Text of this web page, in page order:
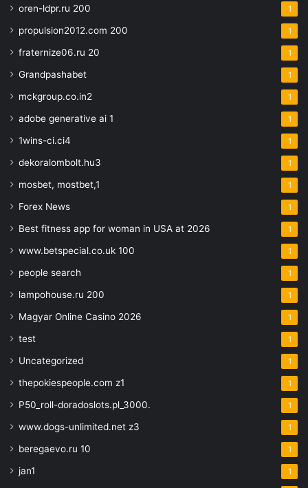
oren-ldpr.ru 200 1
propulsion2012.com 200 1
fraternize06.ru 20 1
Grandpashabet 1
mckgroup.co.in2 1
adobe generative ai 1 1
1wins-ci.ci4 1
dekoralombolt.hu3 1
mosbet, mostbet,1 1
Forex News 1
Best fitness app for woman in USA at 2026 1
www.betspecial.co.uk 100 1
people search 1
lampohouse.ru 200 1
Magyar Online Casino 2026 1
test 1
Uncategorized 1
thepokiespeople.com z1 1
P50_roll-doradoslots.pl_3000. 1
www.dogs-unlimited.net z3 1
beregaevo.ru 10 1
jan1 1